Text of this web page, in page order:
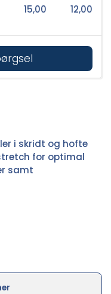
15,00 12,00
i skridt og hofte
for optimal
samt